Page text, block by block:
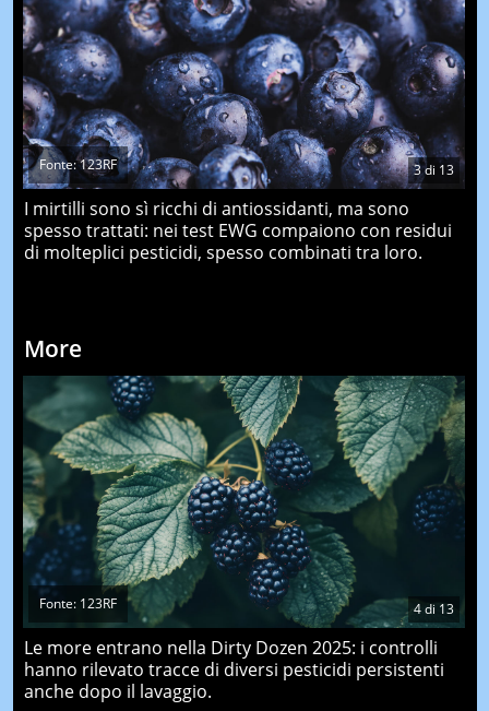
3di 13
Fonte: 123RF
I mirtilli sono sì ricchi di antiossidanti, ma sono
spesso trattati: nei test EWG compaiono con residui
di molteplici pesticidi, spesso combinati tra loro.
More
4di 13
Fonte: 123RF
Le more entrano nella Dirty Dozen 2025: i controlli
hanno rilevato tracce di diversi pesticidi persistenti
anche dopo il lavaggio.